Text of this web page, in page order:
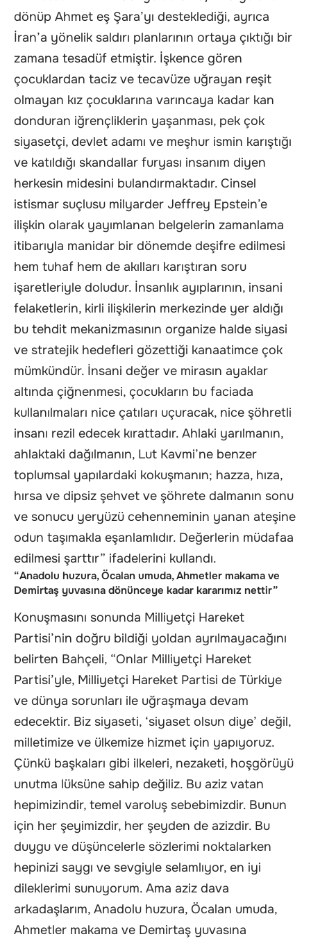
dönüp Ahmet eş Şara’yı desteklediği, ayrıca
İran’a yönelik saldırı planlarının ortaya çıktığı bir
zamana tesadüf etmiştir. İşkence gören
çocuklardan taciz ve tecavüze uğrayan reşit
olmayan kız çocuklarına varıncaya kadar kan
donduran iğrençliklerin yaşanması, pek çok
siyasetçi, devlet adamı ve meşhur ismin karıştığı
ve katıldığı skandallar furyası insanım diyen
herkesin midesini bulandırmaktadır. Cinsel
istismar suçlusu milyarder Jeffrey Epstein’e
ilişkin olarak yayımlanan belgelerin zamanlama
itibarıyla manidar bir dönemde deşifre edilmesi
hem tuhaf hem de akılları karıştıran soru
işaretleriyle doludur. İnsanlık ayıplarının, insani
felaketlerin, kirli ilişkilerin merkezinde yer aldığı
bu tehdit mekanizmasının organize halde siyasi
ve stratejik hedefleri gözettiği kanaatimce çok
mümkündür. İnsani değer ve mirasın ayaklar
altında çiğnenmesi, çocukların bu faciada
kullanılmaları nice çatıları uçuracak, nice şöhretli
insanı rezil edecek kırattadır. Ahlaki yarılmanın,
ahlaktaki dağılmanın, Lut Kavmi’ne benzer
toplumsal yapılardaki kokuşmanın; hazza, hıza,
hırsa ve dipsiz şehvet ve şöhrete dalmanın sonu
ve sonucu yeryüzü cehenneminin yanan ateşine
odun taşımakla eşanlamlıdır. Değerlerin müdafaa
edilmesi şarttır” ifadelerini kullandı.
“Anadolu huzura, Öcalan umuda, Ahmetler makama ve
Demirtaş yuvasına dönünceye kadar kararımız nettir”
Konuşmasını sonunda Milliyetçi Hareket
Partisi’nin doğru bildiği yoldan ayrılmayacağını
belirten Bahçeli, “Onlar Milliyetçi Hareket
Partisi’yle, Milliyetçi Hareket Partisi de Türkiye
ve dünya sorunları ile uğraşmaya devam
edecektir. Biz siyaseti, ‘siyaset olsun diye’ değil,
milletimize ve ülkemize hizmet için yapıyoruz.
Çünkü başkaları gibi ilkeleri, nezaketi, hoşgörüyü
unutma lüksüne sahip değiliz. Bu aziz vatan
hepimizindir, temel varoluş sebebimizdir. Bunun
için her şeyimizdir, her şeyden de azizdir. Bu
duygu ve düşüncelerle sözlerimi noktalarken
hepinizi saygı ve sevgiyle selamlıyor, en iyi
dileklerimi sunuyorum. Ama aziz dava
arkadaşlarım, Anadolu huzura, Öcalan umuda,
Ahmetler makama ve Demirtaş yuvasına